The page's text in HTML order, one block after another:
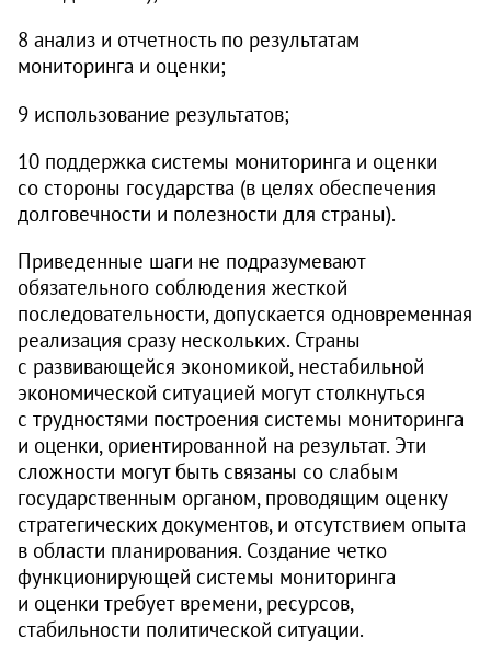
8 анализ и отчетность по результатам
мониторинга и оценки;
9 использование результатов;
10 поддержка системы мониторинга и оценки
со стороны государства (в целях обеспечения
долговечности и полезности для страны).
Приведенные шаги не подразумевают
обязательного соблюдения жесткой
последовательности, допускается одновременная
реализация сразу нескольких. Страны
с развивающейся экономикой, нестабильной
экономической ситуацией могут столкнуться
с трудностями построения системы мониторинга
и оценки, ориентированной на результат. Эти
сложности могут быть связаны со слабым
государственным органом, проводящим оценку
стратегических документов, и отсутствием опыта
в области планирования. Создание четко
функционирующей системы мониторинга
и оценки требует времени, ресурсов,
стабильности политической ситуации.